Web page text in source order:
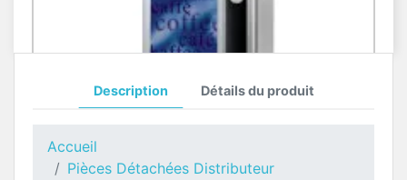
Description Détails du produit
Accueil
Pièces Détachées Distributeur